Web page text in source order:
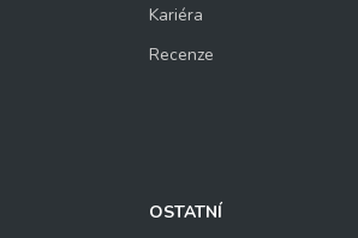
Kariéra
Recenze
OSTATNÍ